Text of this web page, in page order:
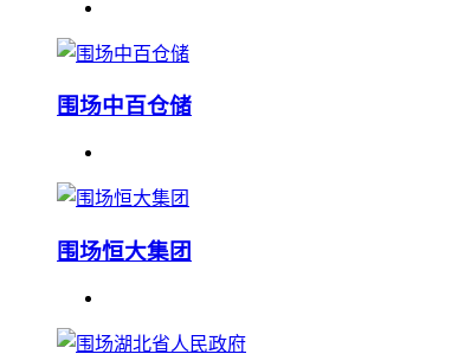
围场中百仓储
围场恒大集团